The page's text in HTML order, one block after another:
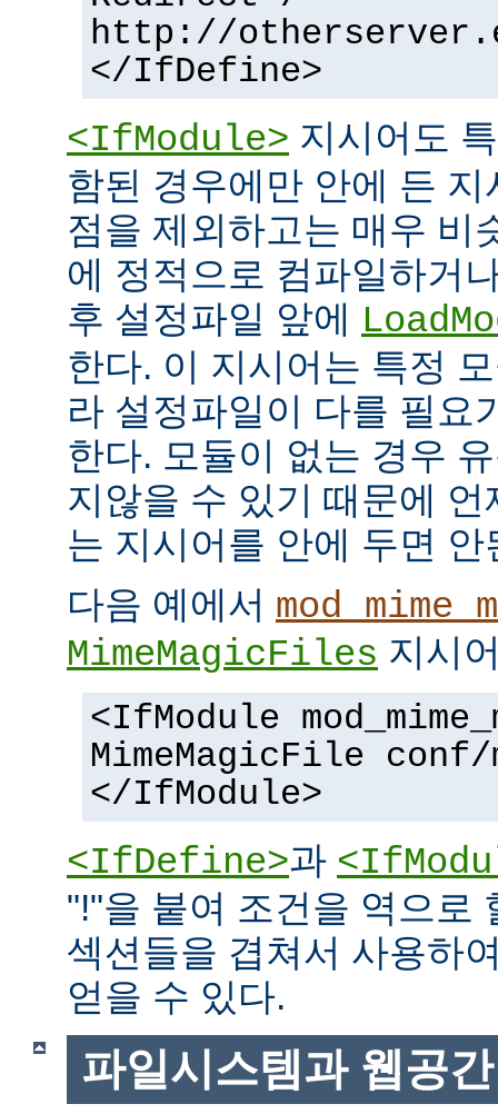
http://
</IfDefine>
<IfModule> 지시어도
함된 경우에만 안에 든
점을 제외하고는 매우 비
에 정적으로 컴파일하거
후 설정파일 앞에
한다. 이 지시어는 특정
라 설정파일이 다를 필요
한다. 모듈이 없는 경우
지않을 수 있기 때문에
는 지시어를 안에 두면 안
다음 예에서
MimeMagicFiles 지시
<IfModule
MimeMagicFile conf/
</IfModule>
<IfDefine>과
"!"을 붙여 조건을 역으로
섹션들을 겹쳐서 사용하
얻을 수 있다.
파일시스템과 웹공간